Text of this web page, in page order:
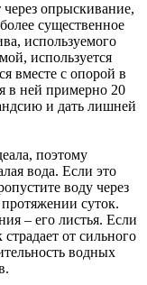
опрыскивание,
существенное
используемого
используется
вместе с опорой в
в ней примерно 20
и дать лишней
поэтому
вода. Если это
воду через
суток.
– его листья. Если
от сильного
водных